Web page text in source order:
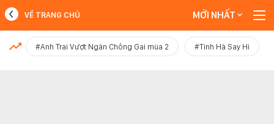
MỚI NHẤT
VỀ TRANG CHỦ MỚI NHẤT
#Anh Trai Vượt Ngàn Chông Gai mùa 2 #Tinh Hà Say Hi